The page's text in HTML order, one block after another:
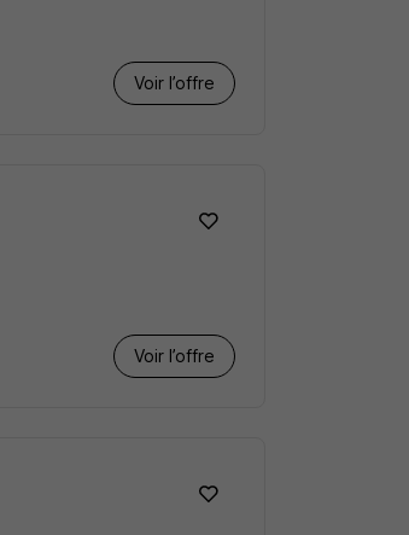
Voir l’offre
Voir l’offre